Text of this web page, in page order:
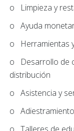
o Limpieza y
o Ayuda
o Herramientas
o Desarrollo de
distribución
o Asistencia y
o